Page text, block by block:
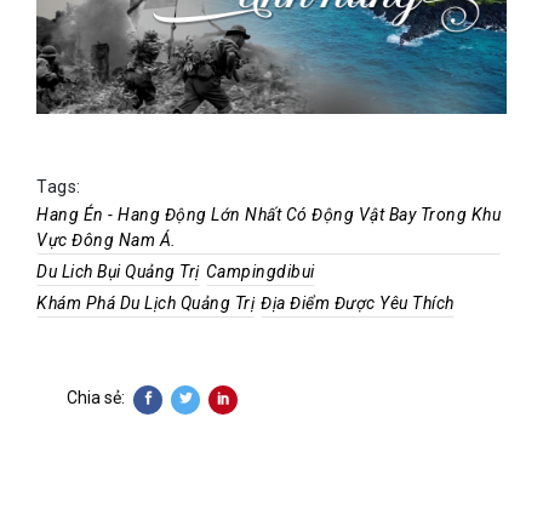
Tags:
Hang Én - Hang Động Lớn Nhất Có Động Vật Bay Trong Khu
Vực Đông Nam Á.
Du Lich Bụi Quảng Trị Campingdibui
Khám Phá Du Lịch Quảng Trị Địa Điểm Được Yêu Thích
Chia sẻ: